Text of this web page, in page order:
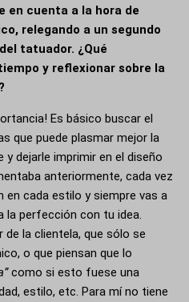
en cuenta a la hora de
relegando a un segundo
tatuador. ¿Qué
y reflexionar sobre la
Es básico buscar el
que puede plasmar mejor la
dejarle imprimir en el diseño
anteriormente, cada vez
en cada estilo y siempre vas a
la perfección con tu idea.
la clientela, que sólo se
o que piensan que lo
como si esto fuese una
estilo, etc. Para mí no tiene